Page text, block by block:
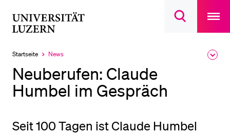
Suchdialog
main
Startseite
Aktuell
ausgewählt
News
Neuberufen: Claude
Humbel im Gespräch
Seit 100 Tagen ist Claude Humbel
LETZTE SUCHEN
DIE UNI FÜR…
Schulklassen und Lehrpersonen
Studierende